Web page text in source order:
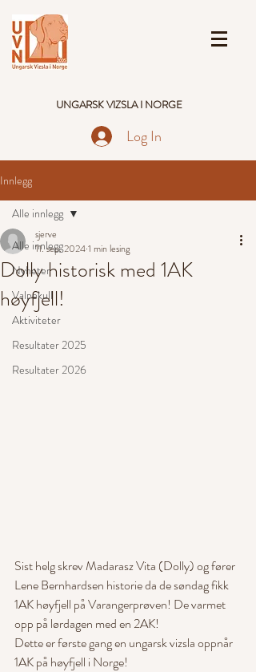
UNGARSK VIZSLA I NORGE
Log In
Innlegg
Alle innlegg
Nyheter
Valpekull
Aktiviteter
Resultater 2025
Resultater 2026
Alle innlegg
Dolly historisk med 1AK
høyfjell!
sjerve
11. sep. 20241 min lesing
Sist helg skrev Madarasz Vita (Dolly) og fører
Lene Bernhardsen historie da de søndag fikk
1AK høyfjell på Varangerprøven! De varmet
opp på lørdagen med en 2AK!
Dette er første gang en ungarsk vizsla oppnår
1AK på høyfjell i Norge!